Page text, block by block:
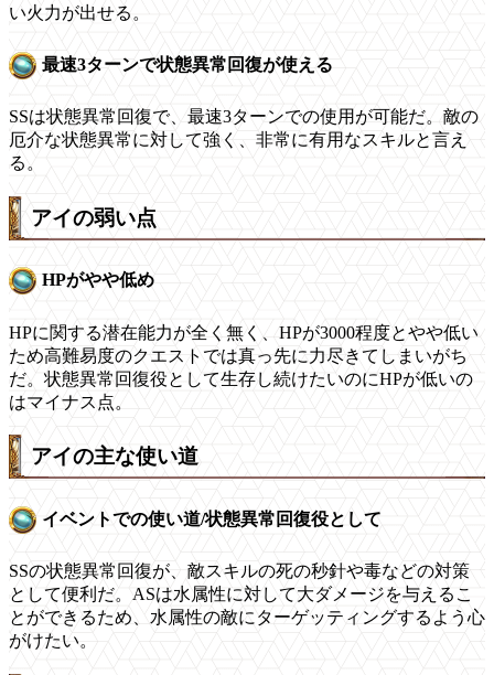
い火力が出せる。
最速3ターンで状態異常回復が使える
SSは状態異常回復で、最速3ターンでの使用が可能だ。敵の
厄介な状態異常に対して強く、非常に有用なスキルと言え
る。
アイの弱い点
HPがやや低め
HPに関する潜在能力が全く無く、HPが3000程度とやや低い
ため高難易度のクエストでは真っ先に力尽きてしまいがち
だ。状態異常回復役として生存し続けたいのにHPが低いの
はマイナス点。
アイの主な使い道
イベントでの使い道/状態異常回復役として
SSの状態異常回復が、敵スキルの死の秒針や毒などの対策
として便利だ。ASは水属性に対して大ダメージを与えるこ
とができるため、水属性の敵にターゲッティングするよう心
がけたい。